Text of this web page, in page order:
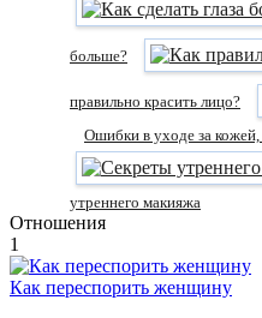
больше?
правильно красить лицо?
Ошибки в уходе за кожей,
утреннего макияжа
Отношения
1
Как переспорить женщину